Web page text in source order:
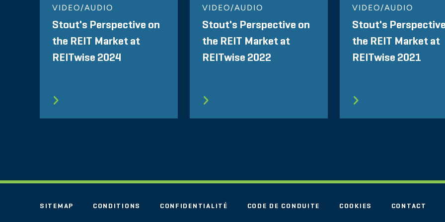
VIDEO/AUDIO
Stout's Perspective on
the REIT Market at
REITwise 2024
VIDEO/AUDIO
Stout's Perspective on
the REIT Market at
REITwise 2022
VIDEO/AUDIO
Stout's
the REIT Market at
REITwise 2021
SITEMAP CONDITIONS CONFIDENTIALITÉ CODE DE CONDUITE COOKIES CONTACT